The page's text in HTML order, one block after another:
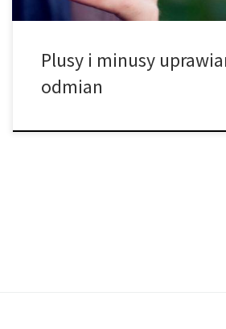
Plusy i minusy
odmian